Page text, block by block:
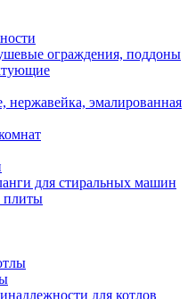
ограждения, поддоны
эмалированная
для стиральных машин
плиты
для котлов